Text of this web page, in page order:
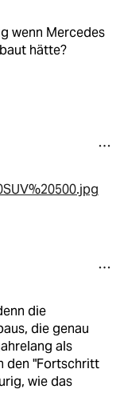
wenn Mercedes
hätte?
die
die genau
als
den "Fortschritt
wie das